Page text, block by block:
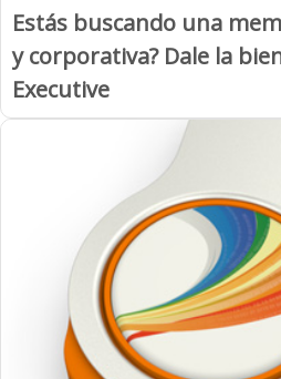
Estás buscando una
y corporativa? Dale la
Executive